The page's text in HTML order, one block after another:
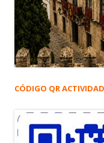
CÓDIGO QR